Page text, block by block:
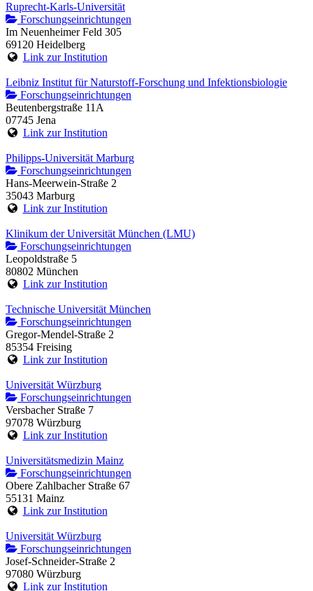
Ruprecht-Karls-Universität
Forschungseinrichtungen
Im Neuenheimer Feld 305
69120 Heidelberg
Link zur Institution
Leibniz Institut für Naturstoff-Forschung und Infektionsbiologie
Forschungseinrichtungen
Beutenbergstraße 11A
07745 Jena
Link zur Institution
Philipps-Universität Marburg
Forschungseinrichtungen
Hans-Meerwein-Straße 2
35043 Marburg
Link zur Institution
Klinikum der Universität München (LMU)
Forschungseinrichtungen
Leopoldstraße 5
80802 München
Link zur Institution
Technische Universität München
Forschungseinrichtungen
Gregor-Mendel-Straße 2
85354 Freising
Link zur Institution
Universität Würzburg
Forschungseinrichtungen
Versbacher Straße 7
97078 Würzburg
Link zur Institution
Universitätsmedizin Mainz
Forschungseinrichtungen
Obere Zahlbacher Straße 67
55131 Mainz
Link zur Institution
Universität Würzburg
Forschungseinrichtungen
Josef-Schneider-Straße 2
97080 Würzburg
Link zur Institution